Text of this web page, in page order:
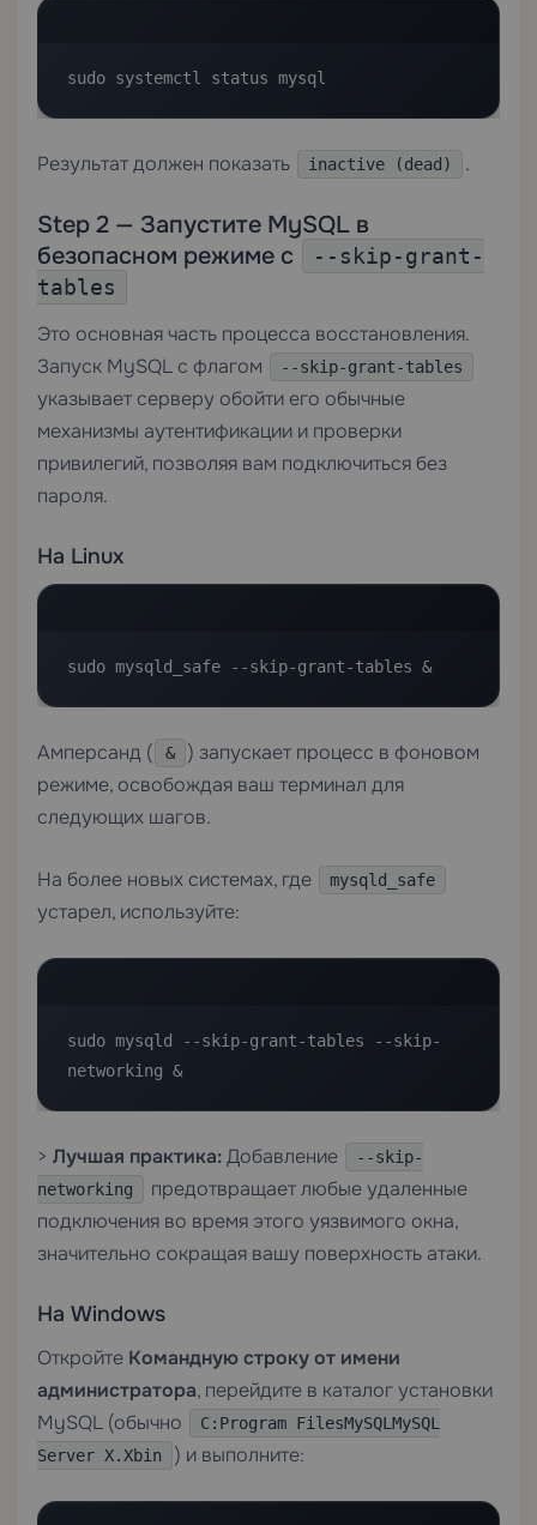
sudo systemctl status mysql
Результат должен показать inactive (dead) .
Step 2 — Запустите MySQL в
безопасном режиме с
--skip-grant-
tables
Это основная часть процесса восстановления.
Запуск MySQL с флагом
--skip-grant-tables
указывает серверу обойти его обычные
механизмы аутентификации и проверки
привилегий, позволяя вам подключиться без
пароля.
На Linux
sudo mysqld_safe --skip-grant-tables &
Амперсанд ( &
) запускает процесс в фоновом
режиме, освобождая ваш терминал для
следующих шагов.
На более новых системах, где mysqld_safe
устарел, используйте:
sudo mysqld --skip-grant-tables --skip-
networking &
> Лучшая практика:Добавление
--skip-
networking
предотвращает любые удаленные
подключения во время этого уязвимого окна,
значительно сокращая вашу поверхность атаки.
На Windows
Откройте Командную строку от имени
администратора, перейдите в каталог установки
MySQL (обычно
C:Program FilesMySQLMySQL
Server X.Xbin
) и выполните: